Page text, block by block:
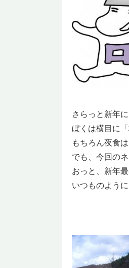
さらっと新年に
ぼくは横目に
もちろん夜食
でも、今回の
おっと、新年
いつものよう